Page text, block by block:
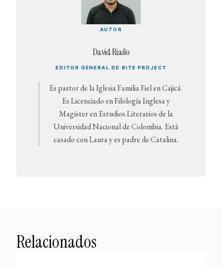
AUTOR
David Riaño
EDITOR GENERAL DE BITE PROJECT
Es pastor de la Iglesia Familia Fiel en Cajicá.
Es Licenciado en Filología Inglesa y
Magíster en Estudios Literarios de la
Universidad Nacional de Colombia. Está
casado con Laura y es padre de Catalina.
Relacionados